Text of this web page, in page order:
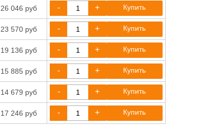
26 046 руб - + Купить
23 570 руб - + Купить
19 136 руб - + Купить
15 885 руб - + Купить
14 679 руб - + Купить
17 246 руб - + Купить